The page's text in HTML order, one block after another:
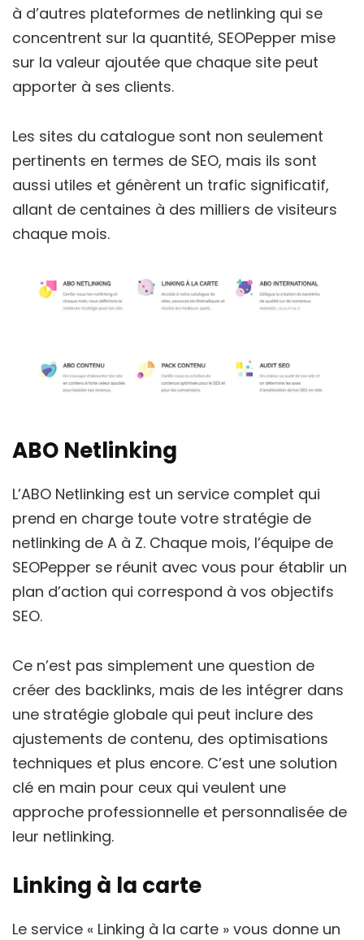
à d’autres plateformes de netlinking qui se
concentrent sur la quantité, SEOPepper mise
sur la valeur ajoutée que chaque site peut
apporter à ses clients.
Les sites du catalogue sont non seulement
pertinents en termes de SEO, mais ils sont
aussi utiles et génèrent un trafic significatif,
allant de centaines à des milliers de visiteurs
chaque mois.
ABO Netlinking
L’ABO Netlinking est un service complet qui
prend en charge toute votre stratégie de
netlinking de A à Z. Chaque mois, l’équipe de
SEOPepper se réunit avec vous pour établir un
plan d’action qui correspond à vos objectifs
SEO.
Ce n’est pas simplement une question de
créer des backlinks, mais de les intégrer dans
une stratégie globale qui peut inclure des
ajustements de contenu, des optimisations
techniques et plus encore. C’est une solution
clé en main pour ceux qui veulent une
approche professionnelle et personnalisée de
leur netlinking.
Linking à la carte
Le service « Linking à la carte » vous donne un